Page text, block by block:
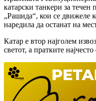
катарски танкери за
„Рашида“, кои се движеле
наредила да останат на
Катар е втор најголем
светот, а пратките